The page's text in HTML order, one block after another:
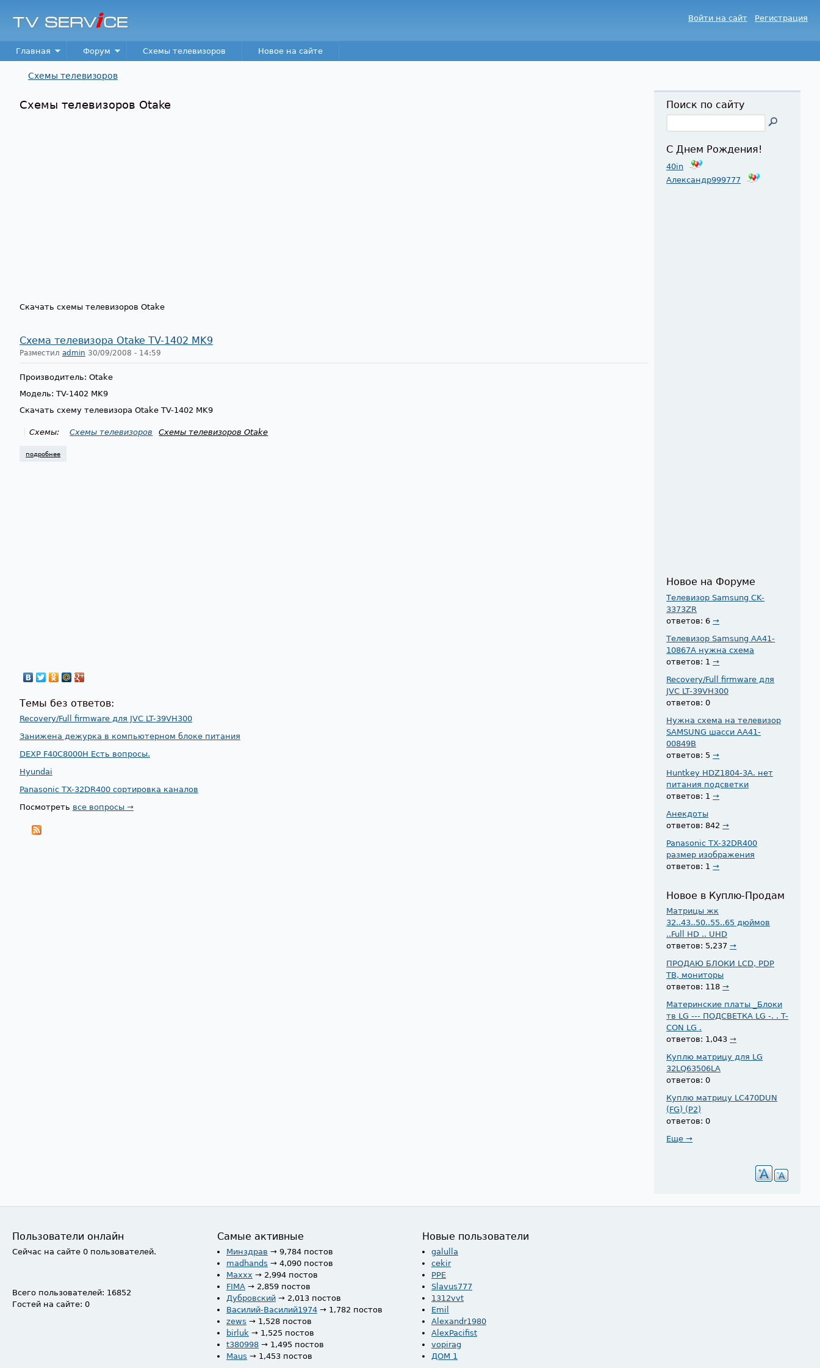
TV
Service
Войти на сайт Регистрация
Main menu
Главная Форум Схемы телевизоров Новое на сайте
Схемы телевизоров
Схемы телевизоров Otake
Скачать схемы телевизоров Otake
Схема телевизора Otake TV-1402 MK9
Разместил admin 30/09/2008 - 14:59
Производитель: Otake
Модель: TV-1402 MK9
Скачать схему телевизора Otake TV-1402 MK9
Схемы: Схемы телевизоров Схемы телевизоров Otake
подробнее
Темы без ответов:
Recovery/Full firmware для JVC LT-39VH300
Занижена дежурка в компьютерном блоке питания
DEXP F40C8000H Есть вопросы.
Hyundai
Panasonic TX-32DR400 сортировка каналов
Посмотреть все вопросы →
Поиск по сайту
С Днем Рождения!
40in
Александр999777
Новое на Форуме
Телевизор Samsung CK-
3373ZR
ответов: 6→
Телевизор Samsung AA41-
10867A нужна схема
ответов: 1→
Recovery/Full firmware для
JVC LT-39VH300
ответов: 0
Нужна схема на телевизор
SAMSUNG шасси AA41-
00849B
ответов: 5→
Huntkey HDZ1804-3A. нет
питания подсветки
ответов: 1→
Анекдоты
ответов: 842→
Panasonic TX-32DR400
размер изображения
ответов: 1→
Новое в Куплю-Продам
Матрицы жк
32..43..50..55..65 дюймов
..Full HD .. UHD
ответов: 5,237→
ПРОДАЮ БЛОКИ LCD, PDP
ТВ, мониторы
ответов: 118→
Материнские платы _Блоки
тв LG --- ПОДСВЕТКА LG -. . T-
CON LG .
ответов: 1,043→
Куплю матрицу для LG
32LQ63506LA
ответов: 0
Куплю матрицу LC470DUN
(FG) (P2)
ответов: 0
Еще →
Пользователи онлайн
Сейчас на сайте 0 пользователей.
Всего пользователей: 16852
Гостей на сайте: 0
Самые активные
Минздрав → 9,784 постов
madhands → 4,090 постов
Maxxx → 2,994 постов
FIMA → 2,859 постов
Дубровский → 2,013 постов
Василий-Василий1974 → 1,782 постов
zews → 1,528 постов
birluk → 1,525 постов
t380998 → 1,495 постов
Maus → 1,453 постов
Новые пользователи
galulla
cekir
PPE
Slavus777
1312vvt
Emil
Alexandr1980
AlexPacifist
vopirag
ДОМ 1